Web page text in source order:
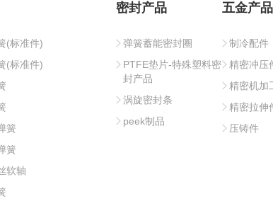
(标准件)
(标准件)
簧
簧
软轴
密封产品
弹簧蓄能密封圈
PTFE垫片-特殊塑料密
封产品
涡旋密封条
peek制品
五金产品
制冷配件
精密冲压
精密机加
精密拉伸
压铸件